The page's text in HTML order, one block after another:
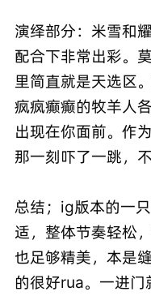
演绎部分：米雪和
配合下非常出彩。
里简直就是天选区
疯疯癫癫的牧羊人
出现在你面前。作
那一刻吓了一跳，
总结；ig版本的一
适，整体节奏轻松
也足够精美，本是
的很好rua。一进